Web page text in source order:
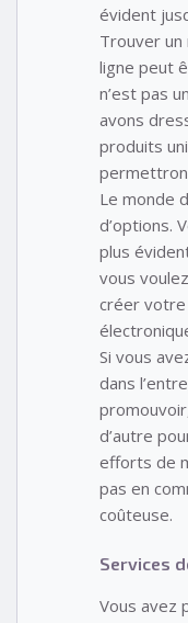
évident
Trouver
ligne peut
n’est pas
avons
produits
Le monde
d’options.
plus
vous
créer
Si vous
dans
d’autre
efforts de
pas en
coûteuse.
Services
Vous avez